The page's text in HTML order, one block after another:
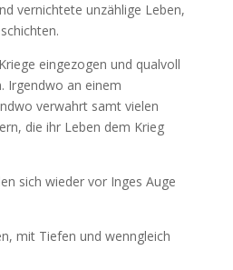
vernichtete unzählige Leben,
eingezogen und qualvoll
Irgendwo an einem
verwahrt samt vielen
die ihr Leben dem Krieg
sich wieder vor Inges Auge
mit Tiefen und wenngleich